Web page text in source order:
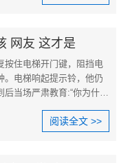
网友 这才是
按住电梯开门键，阻挡电
。电梯响起提示铃，他仍
当场严肃教育:“你为什么
阅读全文 >>